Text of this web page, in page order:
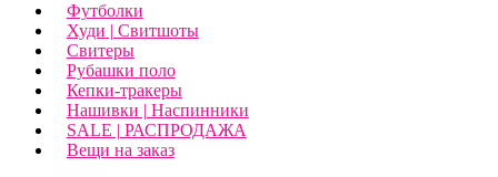
Футболки
Худи | Свитшоты
Свитеры
Рубашки поло
Кепки-тракеры
Нашивки | Наспинники
SALE | РАСПРОДАЖА
Вещи на заказ